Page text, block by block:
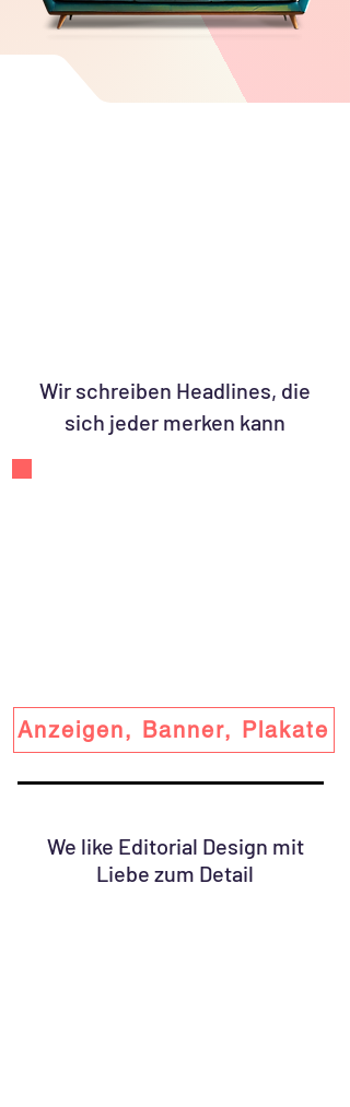
Wir schreiben Headlines, die
sich jeder merken kann
Anzeigen, Banner, Plakate
We like Editorial Design mit
Liebe zum Detail